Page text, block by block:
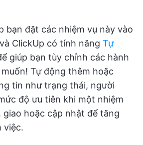
bạn đặt các nhiệm vụ này vào
ClickUp có tính năng Tự
giúp bạn tùy chỉnh các hành
Tự động thêm hoặc
tin như trạng thái, người
độ ưu tiên khi một nhiệm
hoặc cập nhật để tăng
việc.